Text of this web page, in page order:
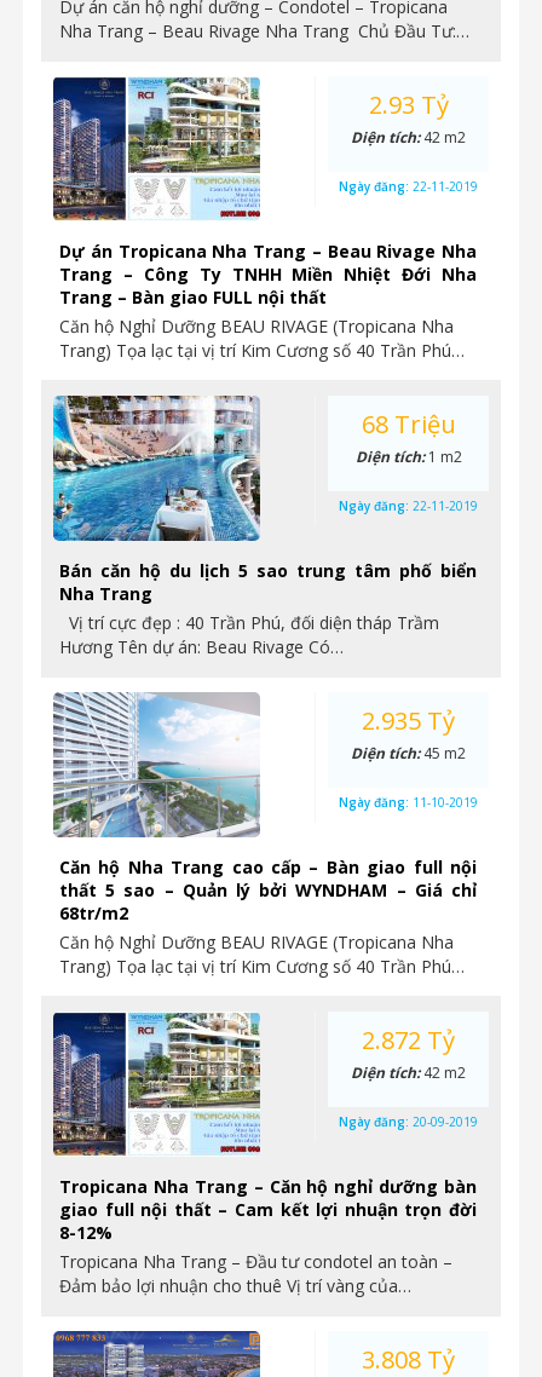
Dự án căn hộ nghỉ dưỡng – Condotel – Tropicana
Nha Trang – Beau Rivage Nha Trang Chủ Đầu Tư:…
Dự án Tropicana Nha Trang – Beau Rivage Nha
Trang – Công Ty TNHH Miền Nhiệt Đới Nha
Trang – Bàn giao FULL nội thất
Căn hộ Nghỉ Dưỡng BEAU RIVAGE (Tropicana Nha
Trang) Tọa lạc tại vị trí Kim Cương số 40 Trần Phú…
2.93 Tỷ
Diện tích:42 m2
Ngày đăng: 22-11-2019
Bán căn hộ du lịch 5 sao trung tâm phố biển
Nha Trang
Vị trí cực đẹp : 40 Trần Phú, đối diện tháp Trầm
Hương Tên dự án: Beau Rivage Có…
68 Triệu
Diện tích:1 m2
Ngày đăng: 22-11-2019
Căn hộ Nha Trang cao cấp – Bàn giao full nội
thất 5 sao – Quản lý bởi WYNDHAM – Giá chỉ
68tr/m2
Căn hộ Nghỉ Dưỡng BEAU RIVAGE (Tropicana Nha
Trang) Tọa lạc tại vị trí Kim Cương số 40 Trần Phú…
2.935 Tỷ
Diện tích:45 m2
Ngày đăng: 11-10-2019
Tropicana Nha Trang – Căn hộ nghỉ dưỡng bàn
giao full nội thất – Cam kết lợi nhuận trọn đời
8-12%
Tropicana Nha Trang – Đầu tư condotel an toàn –
Đảm bảo lợi nhuận cho thuê Vị trí vàng của…
2.872 Tỷ
Diện tích:42 m2
Ngày đăng: 20-09-2019
3.808 Tỷ